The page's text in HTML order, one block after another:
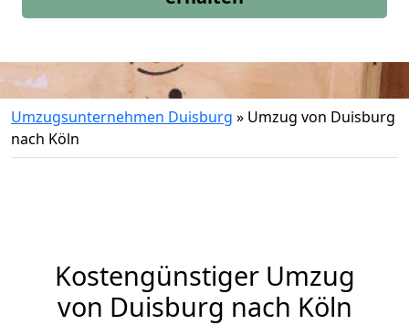
Umzugsunternehmen Duisburg » Umzug von Duisburg
nach Köln
Kostengünstiger Umzug
von Duisburg nach Köln